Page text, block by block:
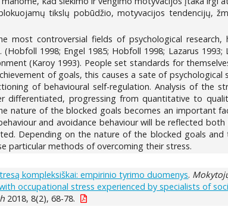
tikslų pobūdžio, motyvacijos tendencijų,
most controversial fields of psychological
1998; Engel 1985; Hobfoll 1998; Lazarus
(Karoy 1993). People set standards for
of goals, this causes a sate of
of behavioural self-regulation. Analysis of the
differentiated, progressing from quantitative to
nature of the blocked goals becomes an important
and avoidance behaviour will be reflected
Depending on the nature of the blocked goals
particular methods of overcoming their stress.
kompleksiškai: empirinio tyrimo duomenys.
occupational stress experienced by specialists of
2018, 8(2), 68-78.